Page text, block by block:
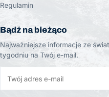
Regulamin
Bądź na bieżąco
Najważniejsze informacje ze
tygodniu na Twój e-mail.